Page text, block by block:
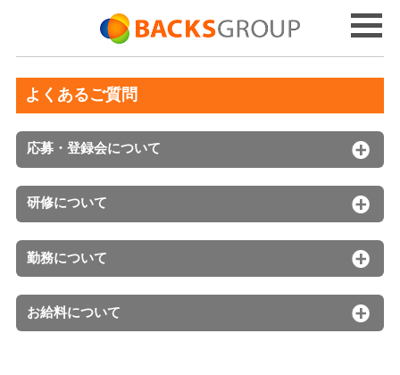
よくあるご質問
応募・登録会について
研修について
勤務について
お給料について